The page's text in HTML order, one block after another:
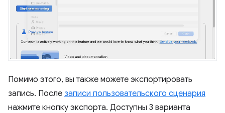
Помимо этого, вы также можете экспортировать
запись. После записи пользовательского сценария
нажмите кнопку экспорта. Доступны 3 варианта